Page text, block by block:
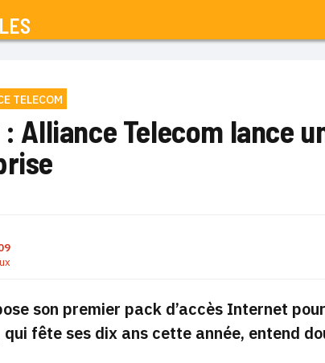
TELECOM
Alliance Telecom lance
son premier pack d’accès Internet
fête ses dix ans cette année, entend